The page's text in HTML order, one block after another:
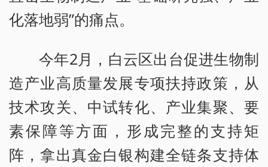
化落地弱”的痛点。
今年2月，白云区出台促进生物制
造产业高质量发展专项扶持政策，从
技术攻关、中试转化、产业集聚、要
素保障等方面，形成完整的支持矩
阵，拿出真金白银构建全链条支持体